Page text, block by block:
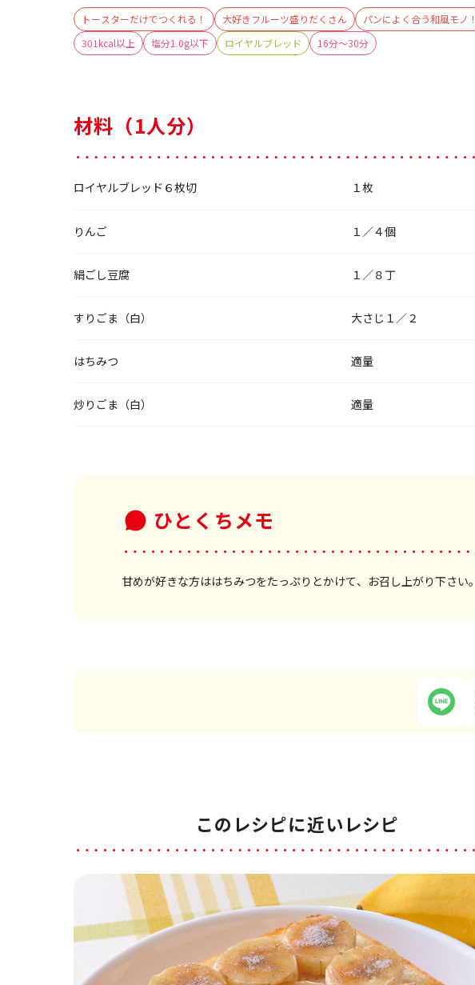
トースターだけでつくれる！ 大好きフルーツ盛りだくさん パンによく合う和風モノ！
301kcal以上
塩分1.0g以下 ロイヤルブレッド 16分～30分
材料（1人分）
ロイヤルブレッド６枚切 １枚
りんご １／４個
絹ごし豆腐 １／８丁
すりごま（白） 大さじ１／２
はちみつ 適量
炒りごま（白） 適量
ひとくちメモ
甘めが好きな方ははちみつをたっぷりとかけて、お召し上がり下さい。
このレシピに近いレシピ